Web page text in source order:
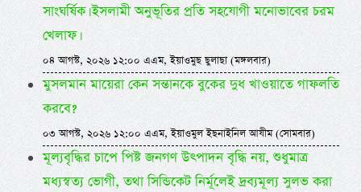
সাংঘর্ষিক। ইসলামী অনুভূতির প্রতি সহযোগী মনোভাবের চরম
খেলাফ।
০৪ আগস্ট, ২০২৬ ১২:০০ এএম, ইয়াওমুছ ছুলাছা (মঙ্গলবার)
মুসলমান মায়েরা কেন সন্তানকে বুকের দুধ খাওয়াতে গাফলতি
করবে?
০৩ আগস্ট, ২০২৬ ১২:০০ এএম, ইয়াওমুল ইছনাইনিল আযীম (সোমবার)
মূল্যবৃদ্ধির চাপে পিষ্ট জনগণ উৎপাদন বৃদ্ধি নয়, শুধুমাত্র
মধ্যস্বত্য ভোগী, তথা সিন্ডিকেট নির্মূলেই দ্রব্যমূল্য সুলভ করা